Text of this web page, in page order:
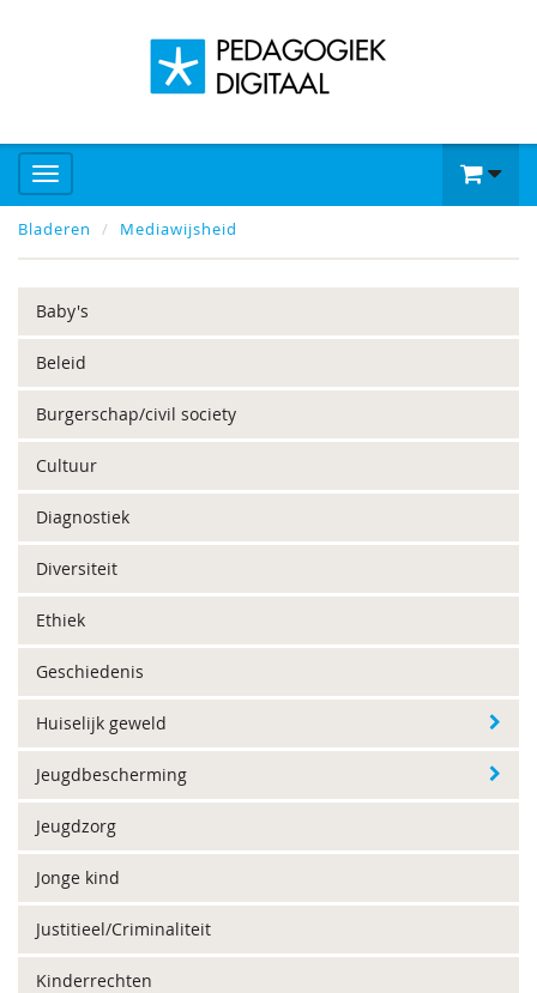
Bladeren Mediawijsheid
Baby's
Beleid
Burgerschap/civil society
Cultuur
Diagnostiek
Diversiteit
Ethiek
Geschiedenis
Huiselijk geweld
Jeugdbescherming
Jeugdzorg
Jonge kind
Justitieel/Criminaliteit
Kinderrechten